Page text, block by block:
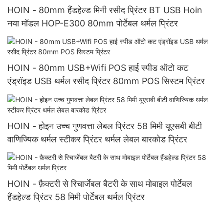
HOIN - 80mm हैंडहेल्ड मिनी रसीद प्रिंटर BT USB Hoin
नया मॉडल HOP-E300 80mm पोर्टेबल थर्मल प्रिंटर
HOIN - 80mm USB+Wifi POS हाई स्पीड ऑटो कट
एंड्रॉइड USB थर्मल रसीद प्रिंटर 80mm POS सिस्टम प्रिंटर
HOIN - होइन उच्च गुणवत्ता लेबल प्रिंटर 58 मिमी यूएसबी बीटी
वाणिज्यिक थर्मल स्टीकर प्रिंटर थर्मल लेबल बारकोड प्रिंटर
HOIN - फ़ैक्टरी से रिचार्जेबल बैटरी के साथ मोबाइल पोर्टेबल
हैंडहेल्ड प्रिंटर 58 मिमी पोर्टेबल थर्मल प्रिंटर